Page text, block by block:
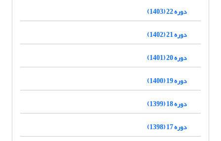
دوره 22 (1403)
دوره 21 (1402)
دوره 20 (1401)
دوره 19 (1400)
دوره 18 (1399)
دوره 17 (1398)